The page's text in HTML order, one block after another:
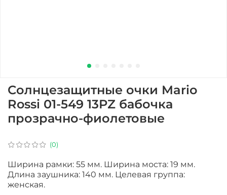
(0)
Солнцезащитные очки Mario
Rossi 01-549 13PZ бабочка
прозрачно-фиолетовые
Ширина рамки: 55 мм. Ширина моста: 19 мм.
Длина заушника: 140 мм. Целевая группа:
женская.